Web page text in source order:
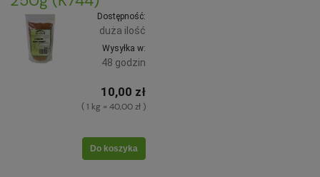
Dostępność:
duża ilość
Wysyłka w:
48 godzin
10,00 zł
( 1 kg = 40,00 zł )
Do koszyka